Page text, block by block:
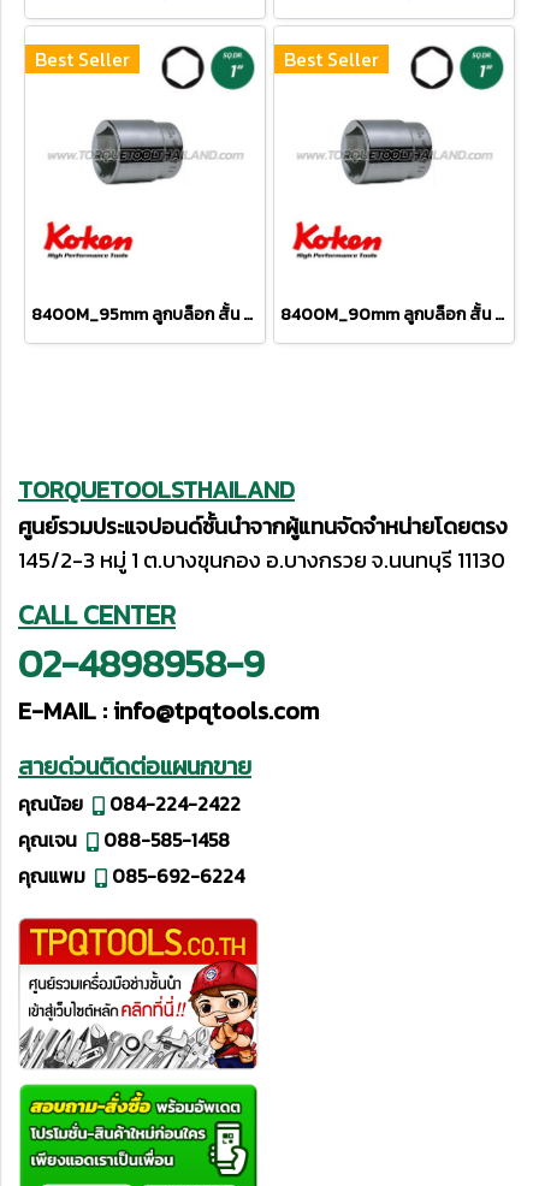
Best Seller
8400M_95mm ลูกบล็อก สั้น 6P (SQ.DR 1") Hand Sockets
Best Seller
8400M_90mm ลูกบล็อก สั้น 6P (SQ.DR 1") Hand Sockets
TORQUETOOLSTHAILAND
ศูนย์รวมประแจปอนด์ชั้นนำจากผู้แทนจัดจำหน่ายโดยตรง
145/2-3 หมู่ 1 ต.บางขุนกอง อ.บางกรวย จ.นนทบุรี 11130
CALL CENTER
02-4898958-9
E-MAIL :info@tpqtools.com
สายด่วนติดต่อแผนกขาย
คุณน้อย
084-224-2422
คุณเจน
088-585-1458
คุณแพม
085-692-6224